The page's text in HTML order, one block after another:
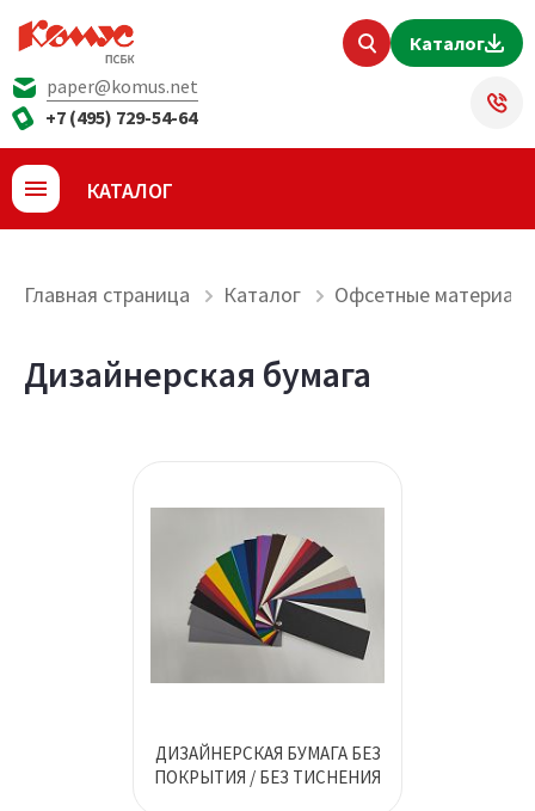
Каталог
paper@komus.net
+7 (495) 729-54-64
КАТАЛОГ
Главная страница Каталог Офсетные
Дизайнерская бумага
ДИЗАЙНЕРСКАЯ БУМАГА БЕЗ
ПОКРЫТИЯ / БЕЗ ТИСНЕНИЯ